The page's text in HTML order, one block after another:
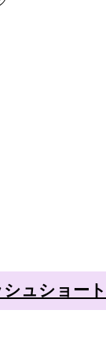
ュショー